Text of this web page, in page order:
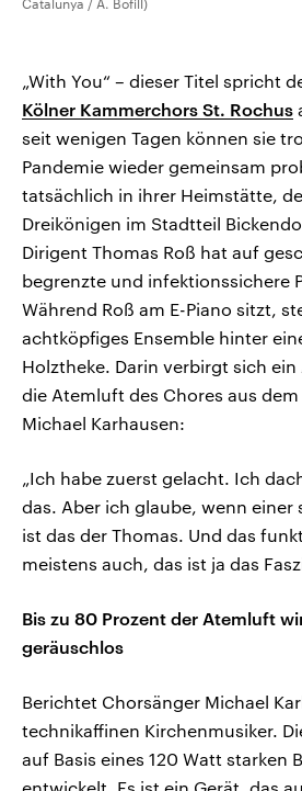
Catalunya / A. Bofill)
„With You“ – dieser Titel spricht
Kölner Kammerchors St. Rochus
seit wenigen Tagen können sie
Pandemie wieder gemeinsam
tatsächlich in ihrer Heimstätte,
Dreikönigen im Stadtteil
Dirigent Thomas Roß hat auf
begrenzte und infektionssichere
Während Roß am E-Piano sitzt,
achtköpfiges Ensemble hinter
Holztheke. Darin verbirgt sich
die Atemluft des Chores aus
Michael Karhausen:
„Ich habe zuerst gelacht. Ich
das. Aber ich glaube, wenn einer
ist das der Thomas. Und das
meistens auch, das ist ja das
Bis zu 80 Prozent der Atemluft
geräuschlos
Berichtet Chorsänger Michael
technikaffinen Kirchenmusiker.
auf Basis eines 120 Watt starken